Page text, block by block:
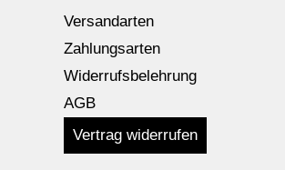
Versandarten
Zahlungsarten
Widerrufsbelehrung
AGB
Vertrag widerrufen